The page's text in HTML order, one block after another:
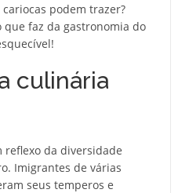
podem trazer?
que faz da gastronomia do
culinária
da diversidade
Imigrantes de várias
seus temperos e